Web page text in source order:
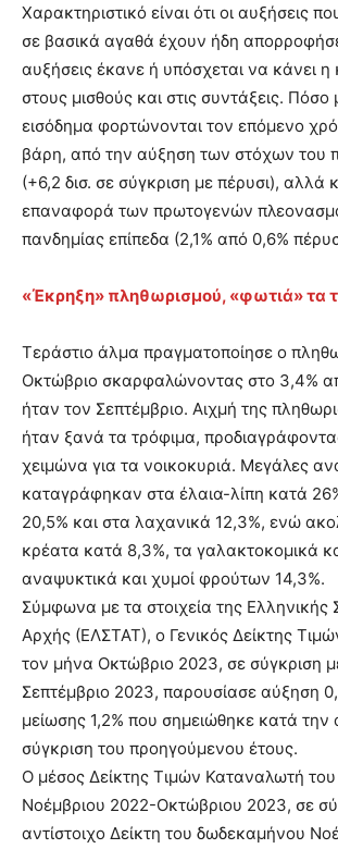
Χαρακτηριστικό είναι ότι οι αυξήσεις
σε βασικά αγαθά έχουν ήδη
αυξήσεις έκανε ή υπόσχεται να κάνει
στους μισθούς και στις συντάξεις.
εισόδημα φορτώνονται τον επόμενο
βάρη, από την αύξηση των στόχων του
(+6,2 δισ. σε σύγκριση με πέρυσι), αλλά
επαναφορά των πρωτογενών
πανδημίας επίπεδα (2,1% από 0,6%
«Έκρηξη» πληθωρισμού, «φωτιά» τα
Τεράστιο άλμα πραγματοποίησε ο
Οκτώβριο σκαρφαλώνοντας στο 3,4%
ήταν τον Σεπτέμβριο. Αιχμή της
ήταν ξανά τα τρόφιμα,
χειμώνα για τα νοικοκυριά. Μεγάλες
καταγράφηκαν στα έλαια-λίπη κατά
20,5% και στα λαχανικά 12,3%, ενώ
κρέατα κατά 8,3%, τα γαλακτοκομικά
αναψυκτικά και χυμοί φρούτων 14,3%.
Σύμφωνα με τα στοιχεία της Ελληνικής
Αρχής (ΕΛΣΤΑΤ), ο Γενικός Δείκτης
τον μήνα Οκτώβριο 2023, σε σύγκριση
Σεπτέμβριο 2023, παρουσίασε αύξηση
μείωσης 1,2% που σημειώθηκε κατά την
σύγκριση του προηγούμενου έτους.
Ο μέσος Δείκτης Τιμών Καταναλωτή
Νοέμβριου 2022-Οκτώβριου 2023, σε
αντίστοιχο Δείκτη του δωδεκαμήνου